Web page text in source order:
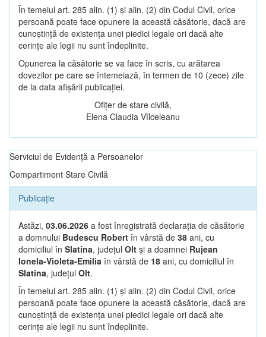
În temeiul art. 285 alin. (1) și alin. (2) din Codul Civil, orice
persoană poate face opunere la această căsătorie, dacă are
cunoștință de existența unei piedici legale ori dacă alte
cerințe ale legii nu sunt îndeplinite.
Opunerea la căsătorie se va face în scris, cu arătarea
dovezilor pe care se întemeiază, în termen de 10 (zece) zile
de la data afișării publicației.
Ofițer de stare civilă,
Elena Claudia Vîlceleanu
Serviciul de Evidență a Persoanelor
Compartiment Stare Civilă
Publicație
Astăzi, 03.06.2026 a fost înregistrată declarația de căsătorie
a domnului Budescu Robert în vârstă de 38 ani, cu
domiciliul în Slatina, județul Olt și a doamnei Rujean
Ionela-Violeta-Emilia în vârstă de 18 ani, cu domiciliul în
Slatina, județul Olt.
În temeiul art. 285 alin. (1) și alin. (2) din Codul Civil, orice
persoană poate face opunere la această căsătorie, dacă are
cunoștință de existența unei piedici legale ori dacă alte
cerințe ale legii nu sunt îndeplinite.